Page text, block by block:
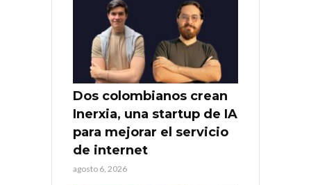
Dos colombianos crean
Inerxia, una startup de IA
para mejorar el servicio
de internet
agosto 6, 2026